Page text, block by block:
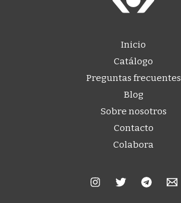
Inicio
Catálogo
Preguntas frecuentes
Blog
Sobre nosotros
Contacto
Colabora